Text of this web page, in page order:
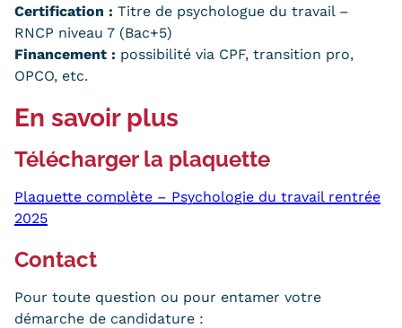
Liste des partenaires
Communication
Prospect
Fiche contact salons, forums,
JPO
Certification : Titre de psychologue du travail –
RNCP niveau 7 (Bac+5)
Financement : possibilité via CPF, transition pro,
OPCO, etc.
En savoir plus
Télécharger la plaquette
Plaquette complète – Psychologie du travail rentrée
2025
Contact
Pour toute question ou pour entamer votre
démarche de candidature :